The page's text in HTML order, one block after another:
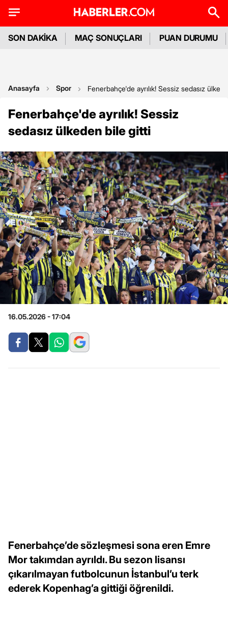
SON DAKİKA MAÇ SONUÇLARI PUAN DURUMU
Anasayfa Spor Fenerbahçe'de ayrılık! Sessiz sedasız
Fenerbahçe'de ayrılık! Sessiz
sedasız ülkeden bile gitti
16.05.2026 - 17:04
Fenerbahçe’de sözleşmesi sona eren Emre
Mor takımdan ayrıldı. Bu sezon lisansı
çıkarılmayan futbolcunun İstanbul’u terk
ederek Kopenhag’a gittiği öğrenildi.